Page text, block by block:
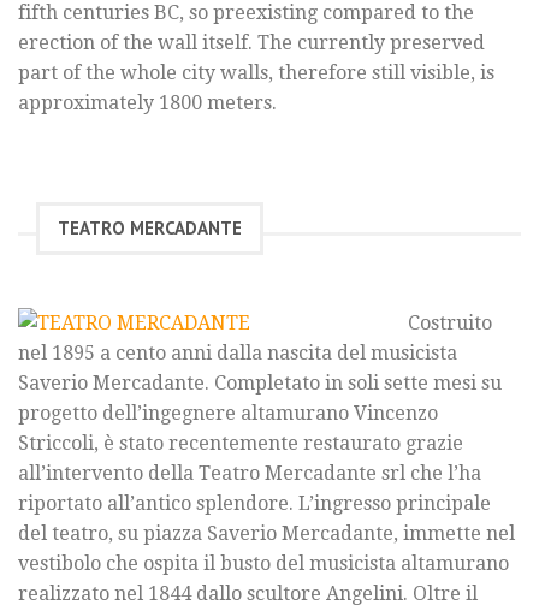
fifth centuries BC, so preexisting compared to the
erection of the wall itself. The currently preserved
part of the whole city walls, therefore still visible, is
approximately 1800 meters.
TEATRO MERCADANTE
Costruito
nel 1895 a cento anni dalla nascita del musicista
Saverio Mercadante. Completato in soli sette mesi su
progetto dell’ingegnere altamurano Vincenzo
Striccoli, è stato recentemente restaurato grazie
all’intervento della Teatro Mercadante srl che l’ha
riportato all’antico splendore. L’ingresso principale
del teatro, su piazza Saverio Mercadante, immette nel
vestibolo che ospita il busto del musicista altamurano
realizzato nel 1844 dallo scultore Angelini. Oltre il